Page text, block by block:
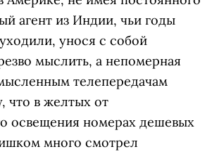
агент из Индии, чьи годы
унося с собой
мыслить, а непомерная
телепередачам
что в желтых от
освещения номерах дешевых
много смотрел